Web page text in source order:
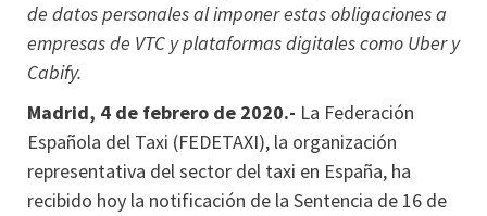
de datos personales al imponer estas obligaciones a
empresas de VTC y plataformas digitales como Uber y
Cabify.
Madrid, 4 de febrero de 2020.- La Federación
Española del Taxi (FEDETAXI), la organización
representativa del sector del taxi en España, ha
recibido hoy la notificación de la Sentencia de 16 de